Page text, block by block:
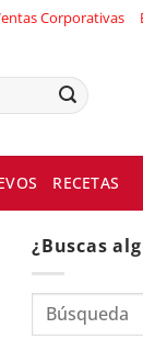
Corporativas
RECETAS
¿Buscas